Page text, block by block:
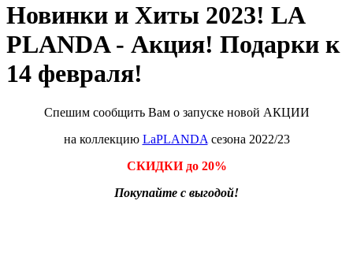
Новинки и Хиты 2023! LА
PLANDA - Акция! Подарки к
14 февраля!
Спешим сообщить Вам о запуске новой АКЦИИ
на коллекцию LaPLANDA сезона 2022/23
СКИДКИ до 20%
Покупайте с выгодой!